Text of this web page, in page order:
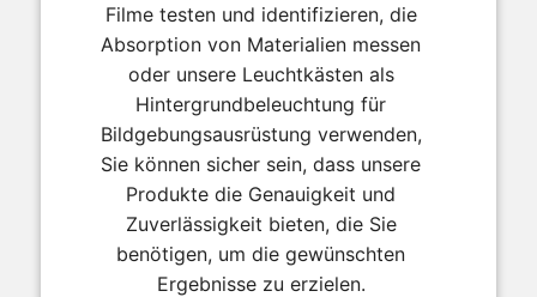
Filme testen und identifizieren, die
Absorption von Materialien messen
oder unsere Leuchtkästen als
Hintergrundbeleuchtung für
Bildgebungsausrüstung verwenden,
Sie können sicher sein, dass unsere
Produkte die Genauigkeit und
Zuverlässigkeit bieten, die Sie
benötigen, um die gewünschten
Ergebnisse zu erzielen.